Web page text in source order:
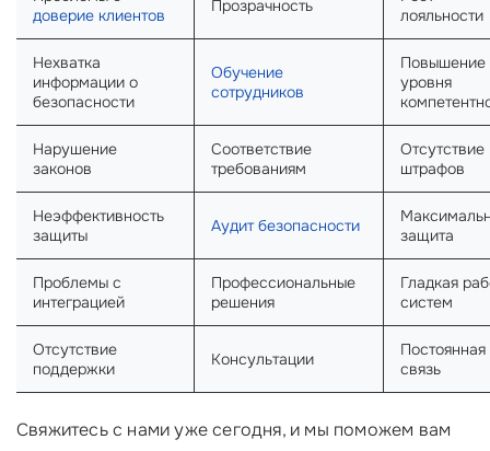
доверие клиентов
Прозрачность
лояльности
Нехватка
информации о
безопасности
Обучение
сотрудников
Повышение
уровня
Нарушение
законов
Соответствие
требованиям
Отсутствие
штрафов
Неэффективность
защиты
Аудит безопасности
защита
Проблемы с
интеграцией
Профессиональные
решения
Гладкая
систем
Отсутствие
поддержки
Консультации
Постоянная
связь
Свяжитесь с нами уже сегодня, и мы поможем вам